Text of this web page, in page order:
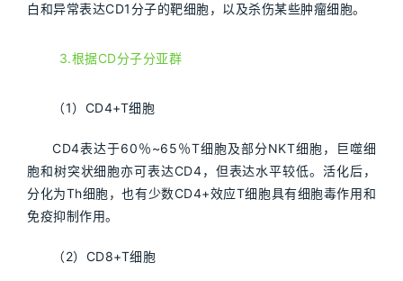
白和异常表达CD1分子的靶细胞，以及杀伤某些肿瘤细胞。
3.根据CD分子分亚群
（1）CD4+T细胞
CD4表达于60％~65％T细胞及部分NKT细胞，巨噬细
胞和树突状细胞亦可表达CD4，但表达水平较低。活化后，
分化为Th细胞，也有少数CD4+效应T细胞具有细胞毒作用和
免疫抑制作用。
（2）CD8+T细胞